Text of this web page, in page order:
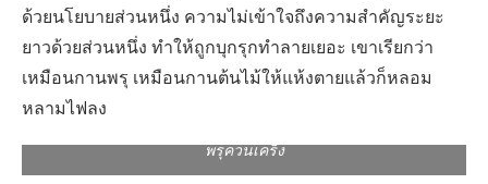
ด้วยนโยบายส่วนหนึ่ง ความไม่เข้าใจถึงความสำคัญระยะ
ยาวด้วยส่วนหนึ่ง ทำให้ถูกบุกรุกทำลายเยอะ เขาเรียกว่า
เหมือนกานพรุ เหมือนกานต้นไม้ให้แห้งตายแล้วก็หลอม
หลามไฟลง
พรุควนเคร็ง